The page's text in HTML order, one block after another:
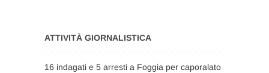
ATTIVITÀ GIORNALISTICA
16 indagati e 5 arresti a Foggia per caporalato